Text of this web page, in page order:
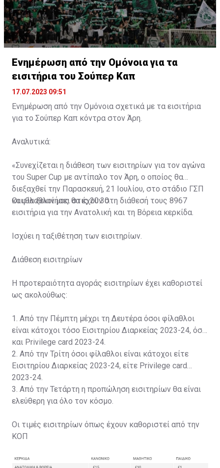
Ενημέρωση από την Ομόνοια για τα
εισιτήρια του Σούπερ Καπ
17.07.2023 09:51
Ενημέρωση από την Ομόνοια σχετικά με τα εισιτήρια
για το Σούπερ Καπ κόντρα στον Άρη.
Αναλυτικά:
«Συνεχίζεται η διάθεση των εισιτηρίων για τον αγώνα
του Super Cup με αντίπαλο τον Άρη, ο οποίος θα
διεξαχθεί την Παρασκευή, 21 Ιουλίου, στο στάδιο ΓΣΠ
και θα ξεκινήσει στις 20:30.
Οι φίλαθλοί μας θα έχουν στη διάθεσή τους 8967
εισιτήρια για την Ανατολική και τη Βόρεια κερκίδα.
Ισχύει η ταξιθέτηση των εισιτηρίων.
Διάθεση εισιτηρίων
Η προτεραιότητα αγοράς εισιτηρίων έχει καθοριστεί
ως ακολούθως:
1. Από την Πέμπτη μέχρι τη Δευτέρα όσοι φίλαθλοι
είναι κάτοχοι τόσο Εισιτηρίου Διαρκείας 2023-24, όσο
και Privilege card 2023-24.
2. Από την Τρίτη όσοι φίλαθλοι είναι κάτοχοι είτε
Εισιτηρίου Διαρκείας 2023-24, είτε Privilege card
2023-24.
3. Από την Τετάρτη η προπώληση εισιτηρίων θα είναι
ελεύθερη για όλο τον κόσμο.
Οι τιμές εισιτηρίων όπως έχουν καθοριστεί από την
ΚΟΠ